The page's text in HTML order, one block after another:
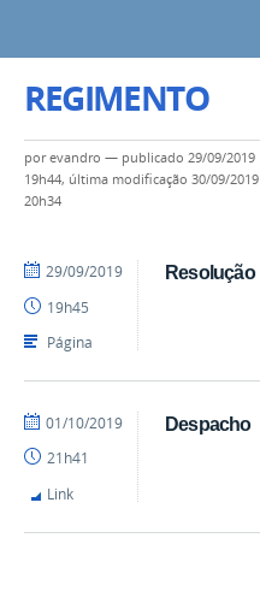
REGIMENTO
porevandro — publicado 29/09/2019
19h44, última modificação 30/09/2019
20h34
Resolução
por
publicado
29/09/2019
19h45
Página
Despacho
por
publicado
01/10/2019
21h41
Link